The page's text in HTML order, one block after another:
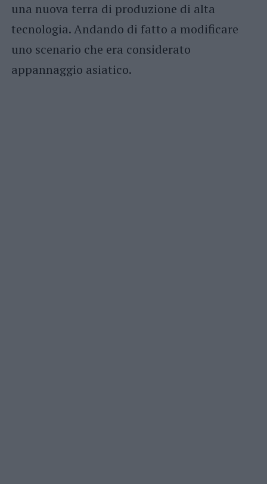
una nuova terra di produzione di alta
tecnologia. Andando di fatto a modificare
uno scenario che era considerato
appannaggio asiatico.